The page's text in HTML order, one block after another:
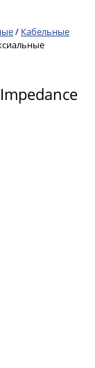
/ Кабельные